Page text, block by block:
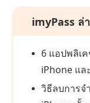
imyPass ล่
6 แอปพลิเ
iPhone แล
วิธีลบการจ